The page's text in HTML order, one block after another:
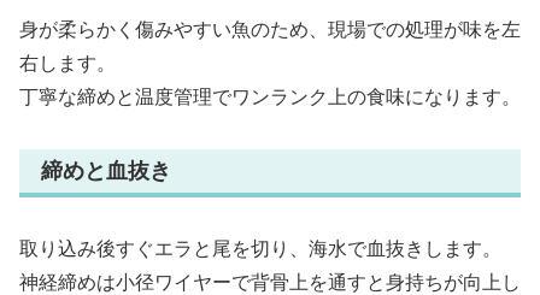
身が柔らかく傷みやすい魚のため、現場での処理が味を左
右します。
丁寧な締めと温度管理でワンランク上の食味になります。
締めと血抜き
取り込み後すぐエラと尾を切り、海水で血抜きします。
神経締めは小径ワイヤーで背骨上を通すと身持ちが向上し